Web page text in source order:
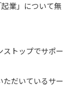
業」について無
トップでサポー
だいているサー